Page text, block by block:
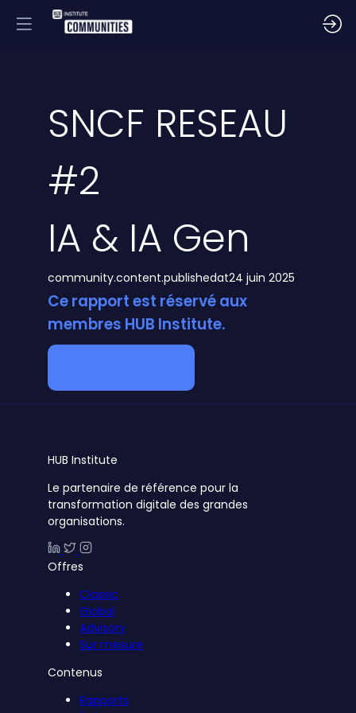
SNCF RESEAU
#2
IA & IA Gen
community.content.publishedat24 juin 2025
Ce rapport est réservé aux
membres HUB Institute.
HUB Institute
Le partenaire de référence pour la
transformation digitale des grandes
organisations.
Offres
Classic
Global
Advisory
Sur mesure
Contenus
Rapports